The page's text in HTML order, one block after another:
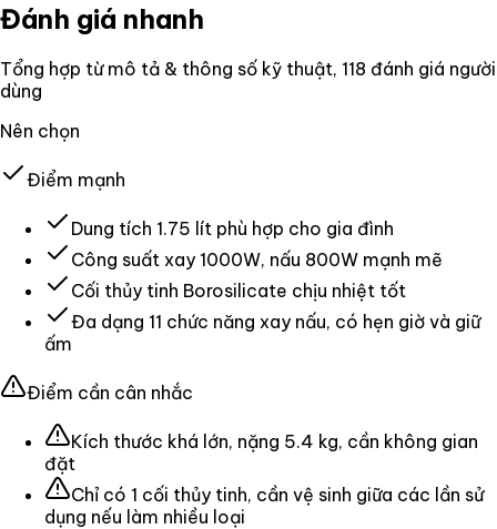
Đánh giá nhanh
Tổng hợp từ mô tả & thông số kỹ thuật, 118 đánh giá người
dùng
Nên chọn
Điểm mạnh
Dung tích 1.75 lít phù hợp cho gia đình
Công suất xay 1000W, nấu 800W mạnh mẽ
Cối thủy tinh Borosilicate chịu nhiệt tốt
Đa dạng 11 chức năng xay nấu, có hẹn giờ và giữ
ấm
Điểm cần cân nhắc
Kích thước khá lớn, nặng 5.4 kg, cần không gian
đặt
Chỉ có 1 cối thủy tinh, cần vệ sinh giữa các lần sử
dụng nếu làm nhiều loại